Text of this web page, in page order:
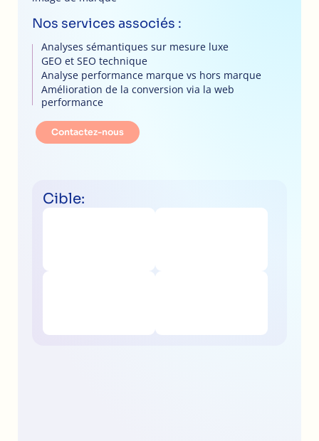
Nos services associés :
Analyses sémantiques sur mesure luxe
GEO et SEO technique
Analyse performance marque vs hors marque
Amélioration de la conversion via la web
performance
Contactez-nous
Cible: